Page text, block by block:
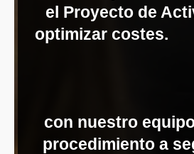
el Proyecto de
optimizar
con nuestro
procedimiento a